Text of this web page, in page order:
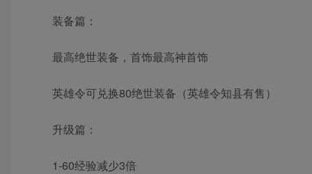
装备篇：
最高绝世装备，首饰最高神首饰
英雄令可兑换80绝世装备（英雄令知县有售）
升级篇：
1-60经验减少3倍